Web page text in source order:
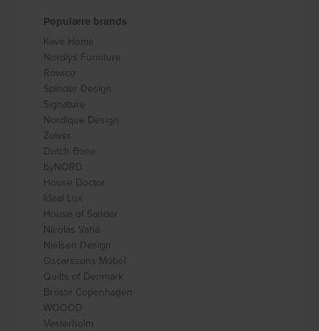
Populære brands
Kave Home
Nordlys Furniture
Rowico
Spinder Design
Signature
Nordique Design
Zuiver
Dutch Bone
byNORD
House Doctor
Ideal Lux
House of Sander
Nicolas Vahé
Nielsen Design
Oscarssons Móbel
Quilts of Denmark
Broste Copenhagen
WOOOD
Vesterholm